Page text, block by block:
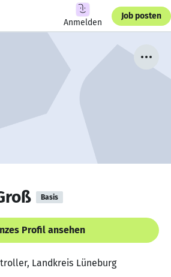
Anmelden
Job posten
Basis
Profil ansehen
Landkreis Lüneburg